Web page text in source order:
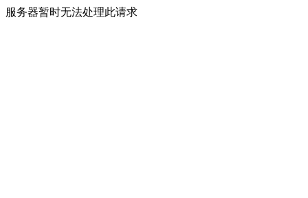
服务器暂时无法处理此请求